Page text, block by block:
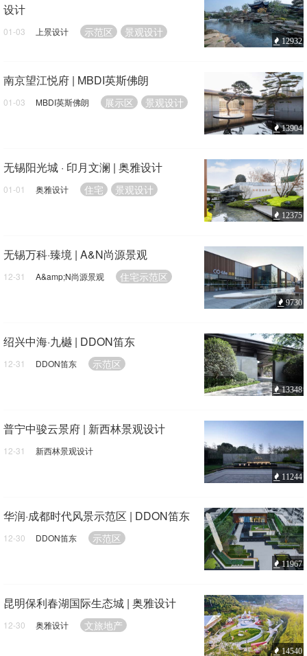
设计
01-03 上景设计 示范区 景观设计
12932
南京望江悦府 | MBDI英斯佛朗
01-03 MBDI英斯佛朗 展示区 景观设计
13904
无锡阳光城 · 印月文澜 | 奥雅设计
01-01 奥雅设计 住宅 景观设计
12375
无锡万科·臻境 | A&N尚源景观
12-31 A&amp;N尚源景观 住宅示范区
9730
绍兴中海·九樾 | DDON笛东
12-31 DDON笛东 示范区
13348
普宁中骏云景府 | 新西林景观设计
12-31 新西林景观设计
11244
华润·成都时代风景示范区 | DDON笛东
12-30 DDON笛东 示范区
11967
昆明保利春湖国际生态城 | 奥雅设计
12-30 奥雅设计 文旅地产
14540